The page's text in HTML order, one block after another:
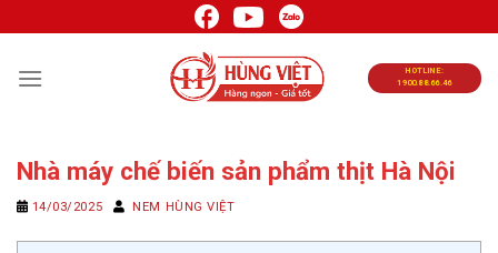
đến
nội
HOTLINE:
1900.88.66.46
Nhà máy chế biến sản phẩm thịt Hà Nội
14/03/2025 NEM HÙNG VIỆT